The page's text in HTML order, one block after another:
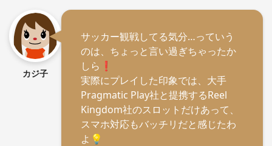
カジ子
サッカー観戦してる気分…っていう
のは、ちょっと言い過ぎちゃったか
しら❗️
実際にプレイした印象では、大手
Pragmatic Play社と提携するReel
Kingdom社のスロットだけあって、
スマホ対応もバッチリだと感じたわ
よ💡